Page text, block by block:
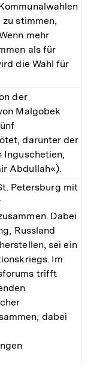
stimmen,
mehr
als für
die Wahl für
der
Malgobek
darunter der
Inguschetien,
Abdullah«).
Petersburg mit
Dabei
Russland
sei ein
Im
trifft
dabei